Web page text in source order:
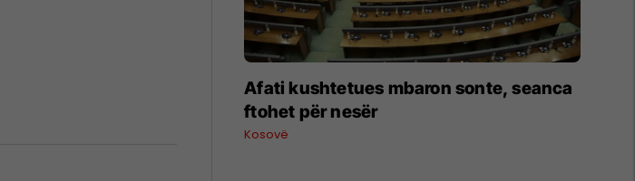
Afati kushtetues mbaron sonte, seanca
ftohet për nesër
Kosovë